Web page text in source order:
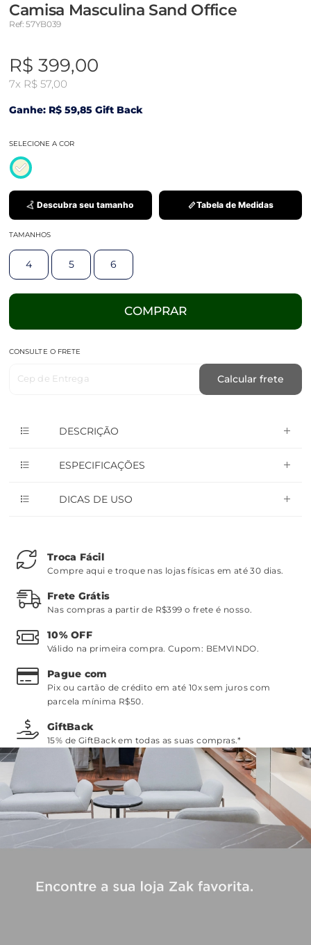
Camisa Masculina Sand Office
Ref: 57YB039
R$ 399,00
7x R$ 57,00
Ganhe: R$ 59,85 Gift Back
SELECIONE A COR
Descubra seu tamanho Tabela de Medidas
TAMANHOS
4 5 6
COMPRAR
CONSULTE O FRETE
Cep de Entrega Calcular frete
DESCRIÇÃO
ESPECIFICAÇÕES
DICAS DE USO
Troca Fácil
Compre aqui e troque nas lojas físicas em até 30 dias.
Frete Grátis
Nas compras a partir de R$399 o frete é nosso.
10% OFF
Válido na primeira compra. Cupom: BEMVINDO.
Pague com
Pix ou cartão de crédito em até 10x sem juros com
parcela mínima R$50.
GiftBack
15% de GiftBack em todas as suas compras.*